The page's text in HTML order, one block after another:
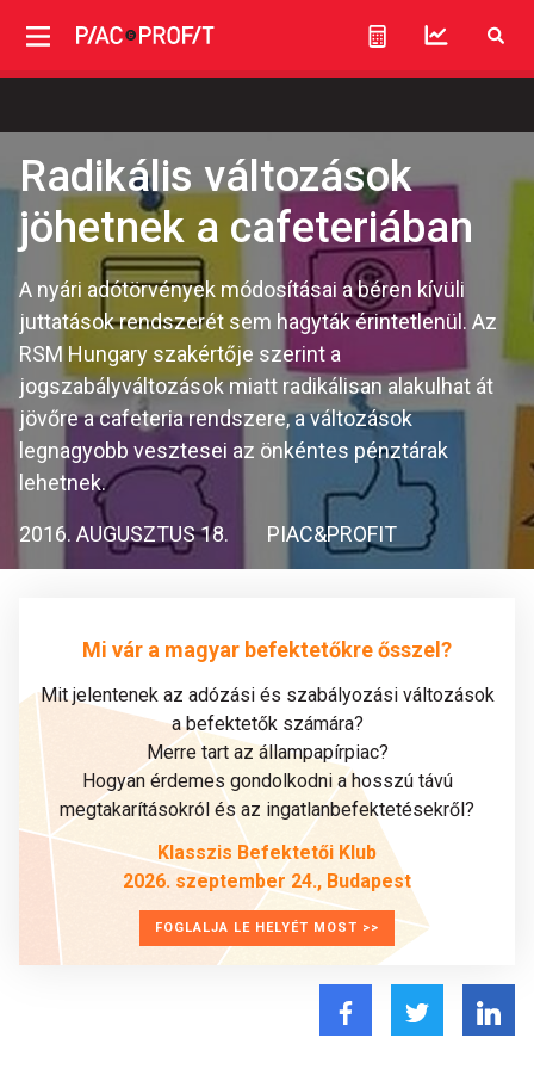
Radikális változások
jöhetnek a cafeteriában
A nyári adótörvények módosításai a béren kívüli
juttatások rendszerét sem hagyták érintetlenül. Az
RSM Hungary szakértője szerint a
jogszabályváltozások miatt radikálisan alakulhat át
jövőre a cafeteria rendszere, a változások
legnagyobb vesztesei az önkéntes pénztárak
lehetnek.
2016. AUGUSZTUS 18. PIAC&PROFIT
Mi vár a magyar befektetőkre ősszel?
Mit jelentenek az adózási és szabályozási változások
a befektetők számára?
Merre tart az állampapírpiac?
Hogyan érdemes gondolkodni a hosszú távú
megtakarításokról és az ingatlanbefektetésekről?
Klasszis Befektetői Klub
2026. szeptember 24., Budapest
FOGLALJA LE HELYÉT MOST >>